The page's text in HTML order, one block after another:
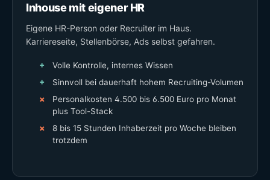
Inhouse mit eigener HR
Eigene HR-Person oder Recruiter im Haus.
Karriereseite, Stellenbörse, Ads selbst gefahren.
Volle Kontrolle, internes Wissen
Sinnvoll bei dauerhaft hohem Recruiting-Volumen
Personalkosten 4.500 bis 6.500 Euro pro Monat
plus Tool-Stack
8 bis 15 Stunden Inhaberzeit pro Woche bleiben
trotzdem